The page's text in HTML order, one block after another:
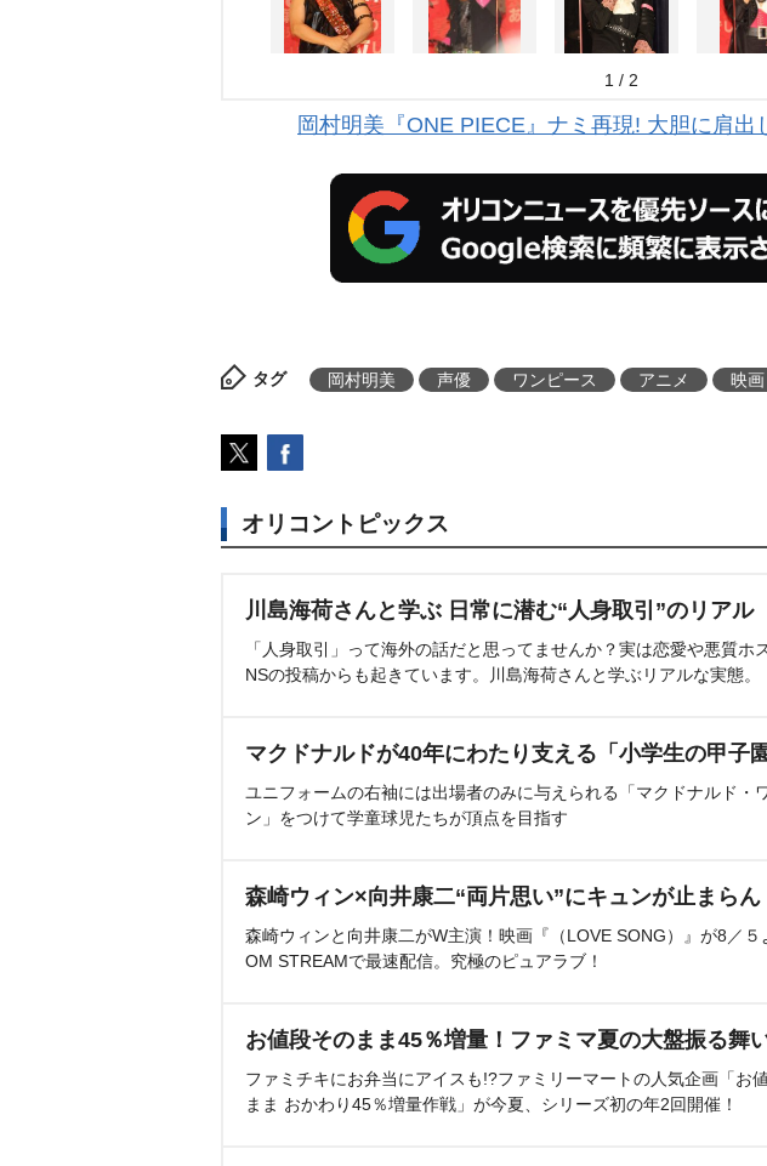
1 / 2
岡村明美『ONE PIECE』ナミ再現! 大胆に肩出
タグ 岡村明美 声優 ワンピース アニメ 映画
オリコントピックス
川島海荷さんと学ぶ 日常に潜む“人身取引”のリアル
「人身取引」って海外の話だと思ってませんか？実は恋愛や悪質ホ
NSの投稿からも起きています。川島海荷さんと学ぶリアルな実態。
マクドナルドが40年にわたり支える「小学生の甲子園
ユニフォームの右袖には出場者のみに与えられる「マクドナルド・
ン」をつけて学童球児たちが頂点を目指す
森崎ウィン×向井康二“両片思い”にキュンが止まらん
森崎ウィンと向井康二がW主演！映画『（LOVE SONG）』が8／５
OM STREAMで最速配信。究極のピュアラブ！
お値段そのまま45％増量！ファミマ夏の大盤振る舞
ファミチキにお弁当にアイスも!?ファミリーマートの人気企画「お
まま おかわり45％増量作戦」が今夏、シリーズ初の年2回開催！